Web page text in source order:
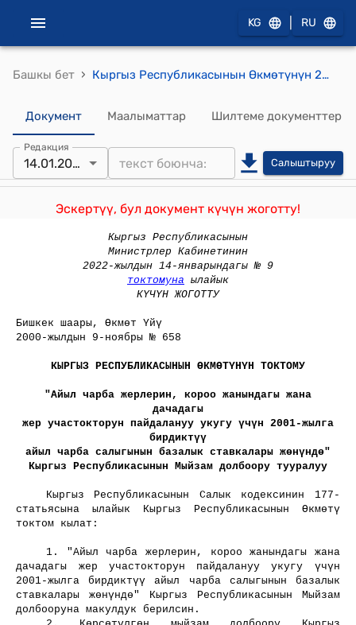
KG RU
Башкы бет › Кыргыз Республикасынын Өкмөтүнүн 2000-жылдын 9-ноябрындагы № 658 "Айыл чарба жерлерин, короо жанындагы жана дачадагы жер участокторун пайдалануу укугу үчүн 2001-жылга бирдиктүү айыл чарба салыгынын базалык ставкалары жөнүндө" Кыргыз Республикасынын Мыйзам долбоору тууралуу" токтому
Документ Маалыматтар Шилтеме документтер
Редакция
14.01.2022 Салыштыруу
Эскертүү, бул документ күчүн жоготту!